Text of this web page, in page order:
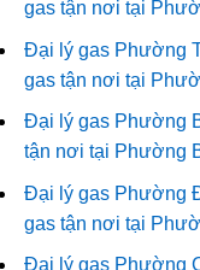
gas tận nơi tại
Đại lý gas Phường
gas tận nơi tại
Đại lý gas Phường
tận nơi tại Phường
Đại lý gas Phường
gas tận nơi tại
Đại lý gas Phường